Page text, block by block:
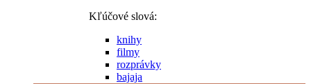
Kľúčové slová:
knihy
filmy
rozprávky
bajaja